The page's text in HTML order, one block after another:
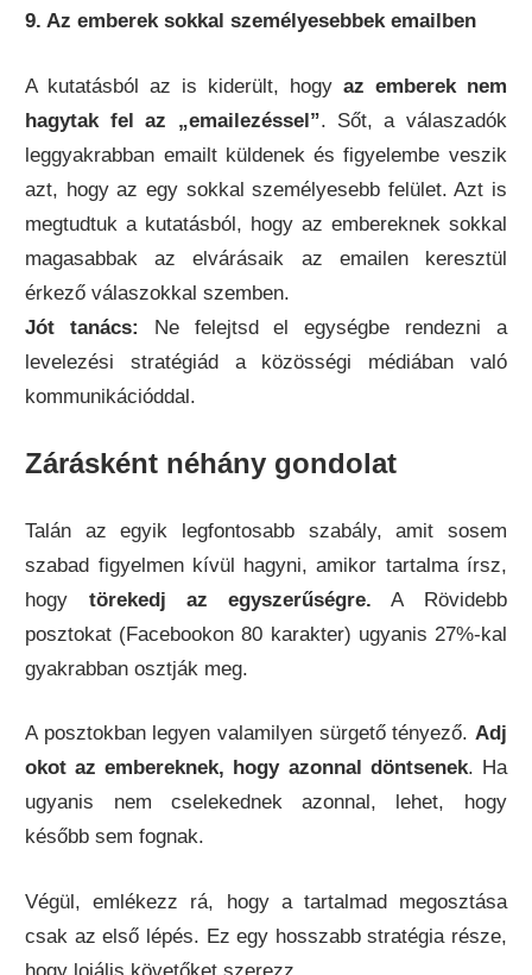
9. Az emberek sokkal személyesebbek emailben
A kutatásból az is kiderült, hogy az emberek nem
hagytak fel az „emailezéssel”. Sőt, a válaszadók
leggyakrabban emailt küldenek és figyelembe veszik
azt, hogy az egy sokkal személyesebb felület. Azt is
megtudtuk a kutatásból, hogy az embereknek sokkal
magasabbak az elvárásaik az emailen keresztül
érkező válaszokkal szemben.
Jót tanács:
Ne felejtsd el egységbe rendezni a
levelezési stratégiád a közösségi médiában való
kommunikációddal.
Zárásként néhány gondolat
Talán az egyik legfontosabb szabály, amit sosem
szabad figyelmen kívül hagyni, amikor tartalma írsz,
hogy törekedj az egyszerűségre. A Rövidebb
posztokat (Facebookon 80 karakter) ugyanis 27%-kal
gyakrabban osztják meg.
A posztokban legyen valamilyen sürgető tényező. Adj
okot az embereknek, hogy azonnal döntsenek. Ha
ugyanis nem cselekednek azonnal, lehet, hogy
később sem fognak.
Végül, emlékezz rá, hogy a tartalmad megosztása
csak az első lépés. Ez egy hosszabb stratégia része,